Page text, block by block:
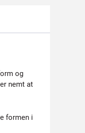
og
nemt at
formen i